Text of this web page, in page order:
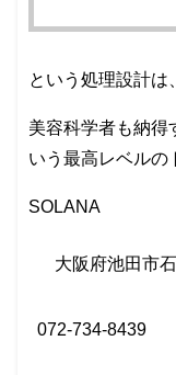
という処理設計は、
美容科学者も納得
いう最高レベルの
SOLANA
大阪府池田市
072-734-8439